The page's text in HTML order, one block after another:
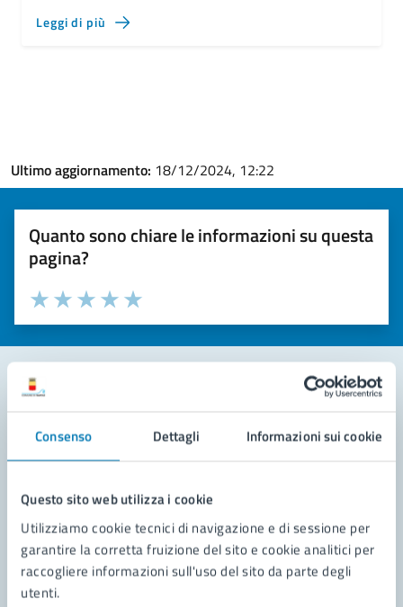
Consenso Dettagli Informazioni sui cookie
Questo sito web utilizza i cookie
Utilizziamo cookie tecnici di navigazione e di sessione per
garantire la corretta fruizione del sito e cookie analitici per
raccogliere informazioni sull'uso del sito da parte degli
utenti.
Leggi di più
Ultimo aggiornamento: 18/12/2024, 12:22
Quanto sono chiare le informazioni su questa
pagina?
Valuta la chiarezza delle informazioni (da 1 a 5 stelle)
Seleziona il numero di stelle per valutare la chiarezza delle
Valuta 5 stelle su 5
Valuta 4 stelle su 5
Valuta 3 stelle su 5
Valuta 2 stelle su 5
Valuta 1 stelle su 5
Leggi le domande frequenti
Richiedi assistenza
Prenota appuntamento
Problemi in città